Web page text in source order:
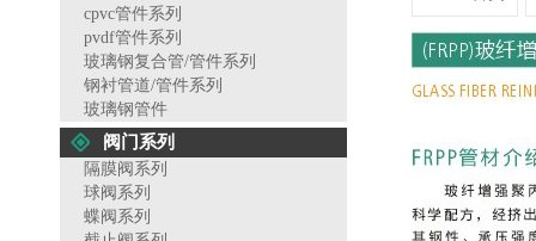
cpvc管件系列
pvdf管件系列
玻璃钢复合管/管件系列
钢衬管道/管件系列
玻璃钢管件
阀门系列
隔膜阀系列
球阀系列
蝶阀系列